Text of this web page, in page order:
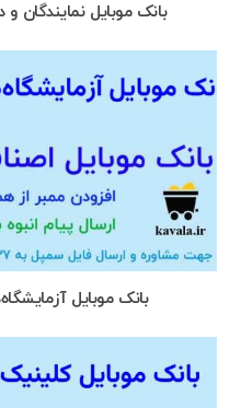
بانک موبایل نمایندگان
بانک موبایل